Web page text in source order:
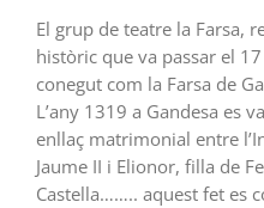
El grup de teatre la Farsa,
històric que va passar el
conegut com la Farsa de
L’any 1319 a Gandesa es
enllaç matrimonial entre
Jaume II i Elionor, filla de
Castella…….. aquest fet es